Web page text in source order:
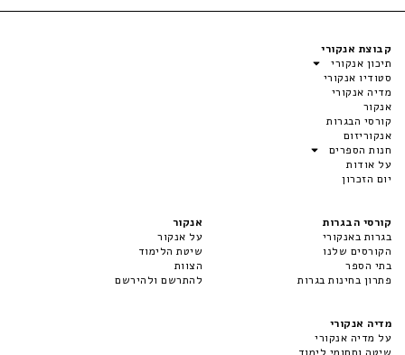
קבוצת אנקורי
תיכון אנקורי
סטודיו אנקורי
מדיה אנקורי
אנקור
קורסי הבגרות
אנקוריזום
חנות הספרים
על אודות
יום הזכרון
קורסי הבגרות
בגרות באנקורי
הקורסים שלנו
בתי הספר
פתרון בחינות בגרות
אנקור
על אנקור
שיטת הלימוד
הצוות
להתרשם ולהירשם
מדיה אנקורי
על מדיה אנקורי